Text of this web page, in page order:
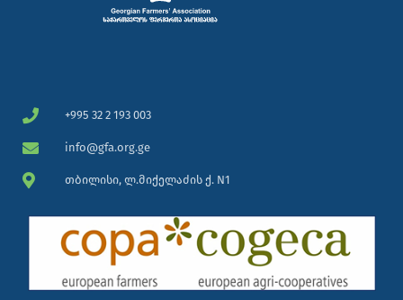
+995 32 2 193 003
info@gfa.org.ge
თბილისი, ლ.მიქელაძის ქ. N1